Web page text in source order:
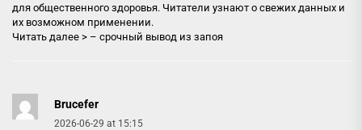
для общественного здоровья. Читатели узнают о свежих данных и
их возможном применении.
Читать далее > – срочный вывод из запоя
Brucefer
2026-06-29 at 15:15